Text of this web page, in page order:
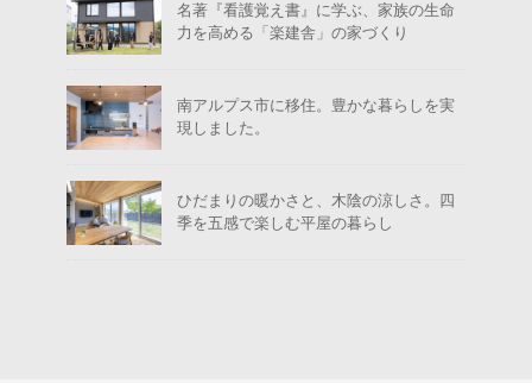
名著『看護覚え書』に学ぶ、家族の生命
力を高める「楽建舎」の家づくり
南アルプス市に移住。豊かな暮らしを実
現しました。
ひだまりの暖かさと、木陰の涼しさ。四
季を五感で楽しむ平屋の暮らし